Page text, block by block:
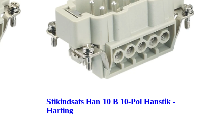
Stikindsats Han 10 B 10-Pol Hanstik -
Harting